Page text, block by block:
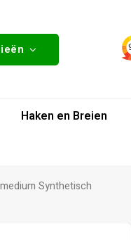
Haken en Breien
Synthetisch